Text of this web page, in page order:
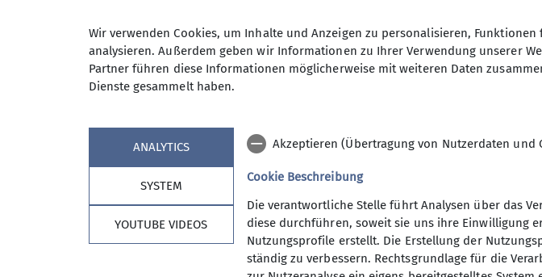
Aktuelles
Wir verwenden Cookies, um Inhalte und Anzeigen zu personalisieren,
analysieren. Außerdem geben wir Informationen zu Ihrer Verwendung unserer
Partner führen diese Informationen möglicherweise mit weiteren Daten
Dienste gesammelt haben.
ANALYTICS
SYSTEM
YOUTUBE VIDEOS
Akzeptieren (Übertragung von Nutzerdaten und
Cookie Beschreibung
Die verantwortliche Stelle führt Analysen über das
diese durchführen, soweit sie uns ihre Einwilligung
Nutzungsprofile erstellt. Die Erstellung der
ständig zu verbessern. Rechtsgrundlage für die